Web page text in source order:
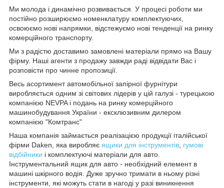
Ми молода і динамічно розвивається. У процесі роботи ми
постійно розширюємо номенклатуру комплектуючих,
освоюємо нові напрямки, відстежуємо нові тенденції на ринку
комерційного транспорту.
Ми з радістю доставимо замовлені матеріали прямо на Вашу
фірму. Наші агенти з продажу завжди раді відвідати Вас і
розповісти про чинне пропозиції.
Весь асортимент автомобільної запірної фурнітури
виробляється одним зі світових лідерів у цій галузі - турецькою
компанією NEVPA і подань на ринку комерційного
машинобудування України - ексклюзивним дилером
компанією "Комтранс"
Наша компанія займається реалізацією продукції італійської
фірми Daken, яка виробляє ящики для інструментів гумові
відбійники і комплектуючі матеріали для авто.
Інструментальний ящик для авто - необхідний елемент в
машині шкірного водія. Дуже зручно тримати в ньому різні
інструменти, які можуть стати в нагоді у разі виникнення